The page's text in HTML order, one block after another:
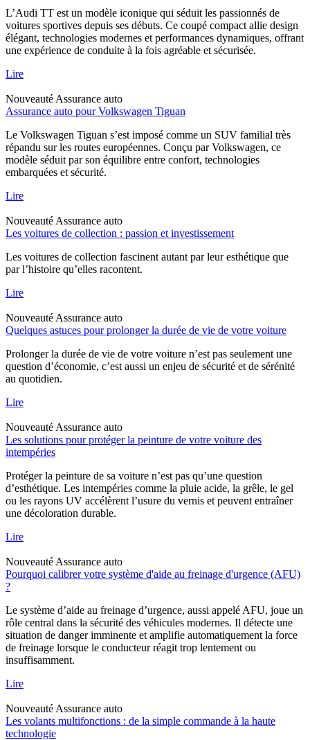
L’Audi TT est un modèle iconique qui séduit les passionnés de
voitures sportives depuis ses débuts. Ce coupé compact allie design
élégant, technologies modernes et performances dynamiques, offrant
une expérience de conduite à la fois agréable et sécurisée.
Lire
Nouveauté Assurance auto
Assurance auto pour Volkswagen Tiguan
Le Volkswagen Tiguan s’est imposé comme un SUV familial très
répandu sur les routes européennes. Conçu par Volkswagen, ce
modèle séduit par son équilibre entre confort, technologies
embarquées et sécurité.
Lire
Nouveauté Assurance auto
Les voitures de collection : passion et investissement
Les voitures de collection fascinent autant par leur esthétique que
par l’histoire qu’elles racontent.
Lire
Nouveauté Assurance auto
Quelques astuces pour prolonger la durée de vie de votre voiture
Prolonger la durée de vie de votre voiture n’est pas seulement une
question d’économie, c’est aussi un enjeu de sécurité et de sérénité
au quotidien.
Lire
Nouveauté Assurance auto
Les solutions pour protéger la peinture de votre voiture des
intempéries
Protéger la peinture de sa voiture n’est pas qu’une question
d’esthétique. Les intempéries comme la pluie acide, la grêle, le gel
ou les rayons UV accélèrent l’usure du vernis et peuvent entraîner
une décoloration durable.
Lire
Nouveauté Assurance auto
Pourquoi calibrer votre système d'aide au freinage d'urgence (AFU)
?
Le système d’aide au freinage d’urgence, aussi appelé AFU, joue un
rôle central dans la sécurité des véhicules modernes. Il détecte une
situation de danger imminente et amplifie automatiquement la force
de freinage lorsque le conducteur réagit trop lentement ou
insuffisamment.
Lire
Nouveauté Assurance auto
Les volants multifonctions : de la simple commande à la haute
technologie